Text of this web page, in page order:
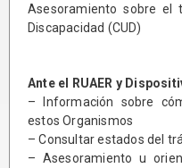
Asesoramiento sobre el
Discapacidad (CUD)
Ante el RUAER y
– Información sobre
estos Organismos
– Consultar estados del
– Asesoramiento u